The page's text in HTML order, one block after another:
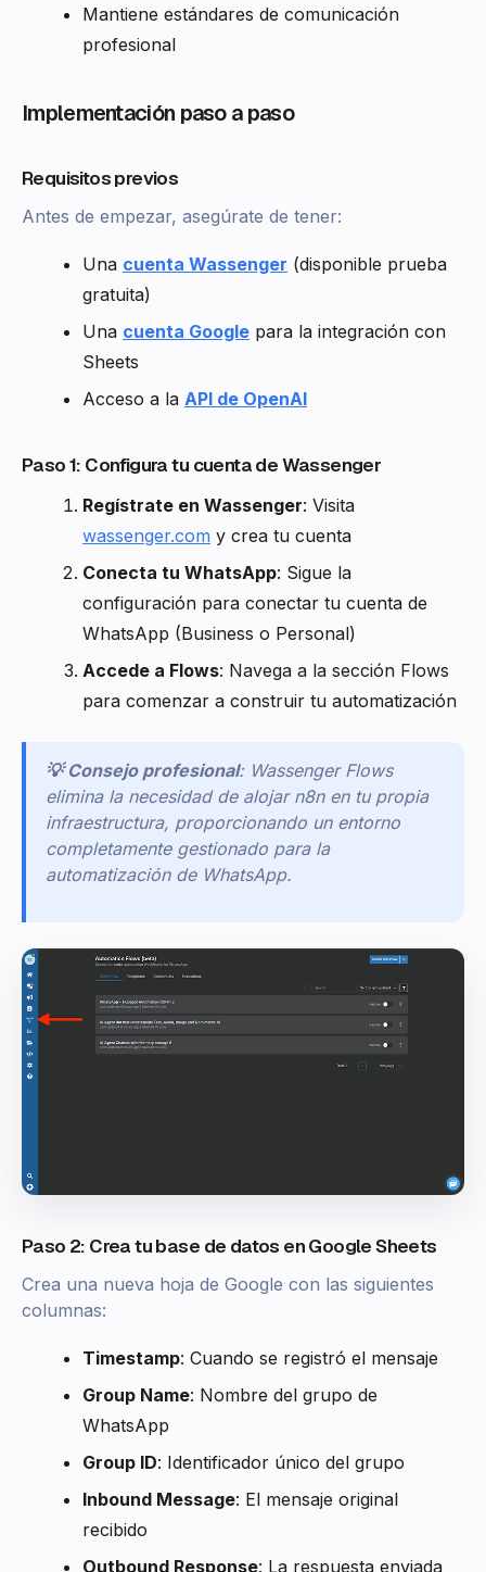
Mantiene estándares de comunicación
profesional
Implementación paso a paso
Requisitos previos
Antes de empezar, asegúrate de tener:
Una cuenta Wassenger (disponible prueba
gratuita)
Una cuenta Google para la integración con
Sheets
Acceso a la API de OpenAI
Paso 1: Configura tu cuenta de Wassenger
Regístrate en Wassenger: Visita
wassenger.com y crea tu cuenta
Conecta tu WhatsApp: Sigue la
configuración para conectar tu cuenta de
WhatsApp (Business o Personal)
Accede a Flows: Navega a la sección Flows
para comenzar a construir tu automatización
💡 Consejo profesional: Wassenger Flows
elimina la necesidad de alojar n8n en tu propia
infraestructura, proporcionando un entorno
completamente gestionado para la
automatización de WhatsApp.
Paso 2: Crea tu base de datos en Google Sheets
Crea una nueva hoja de Google con las siguientes
columnas:
Timestamp: Cuando se registró el mensaje
Group Name: Nombre del grupo de
WhatsApp
Group ID: Identificador único del grupo
Inbound Message: El mensaje original
recibido
Outbound Response: La respuesta enviada